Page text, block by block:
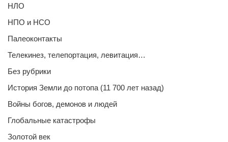
НЛО
НПО и НСО
Палеоконтакты
Телекинез, телепортация, левитация…
Без рубрики
История Земли до потопа (11 700 лет назад)
Войны богов, демонов и людей
Глобальные катастрофы
Золотой век